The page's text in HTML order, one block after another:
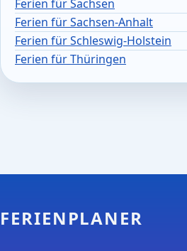
Ferien für Sachsen
Ferien für Sachsen-Anhalt
Ferien für Schleswig-Holstein
Ferien für Thüringen
FERIENPLANER